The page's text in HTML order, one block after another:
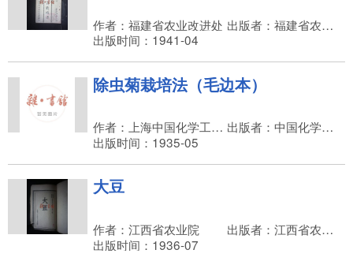
作者：福建省农业改进处
出版者：福建省农业改进处
出版时间：1941-04
除虫菊栽培法（毛边本）
作者：上海中国化学工业社
出版者：中国化学工业社总公司
出版时间：1935-05
大豆
作者：江西省农业院
出版者：江西省农业院
出版时间：1936-07